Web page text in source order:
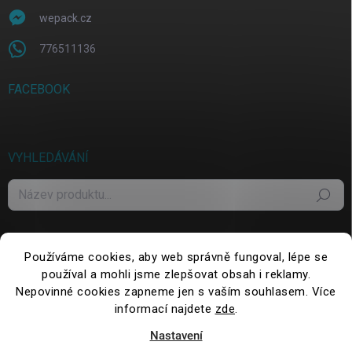
Používáme cookies, aby web správně fungoval, lépe se
používal a mohli jsme zlepšovat obsah i reklamy.
Nepovinné cookies zapneme jen s vaším souhlasem. Více
informací najdete zde.
Nastavení
wepack.cz
776511136
FACEBOOK
VYHLEDÁVÁNÍ
Hledat
. Všechna práva vyhrazena.